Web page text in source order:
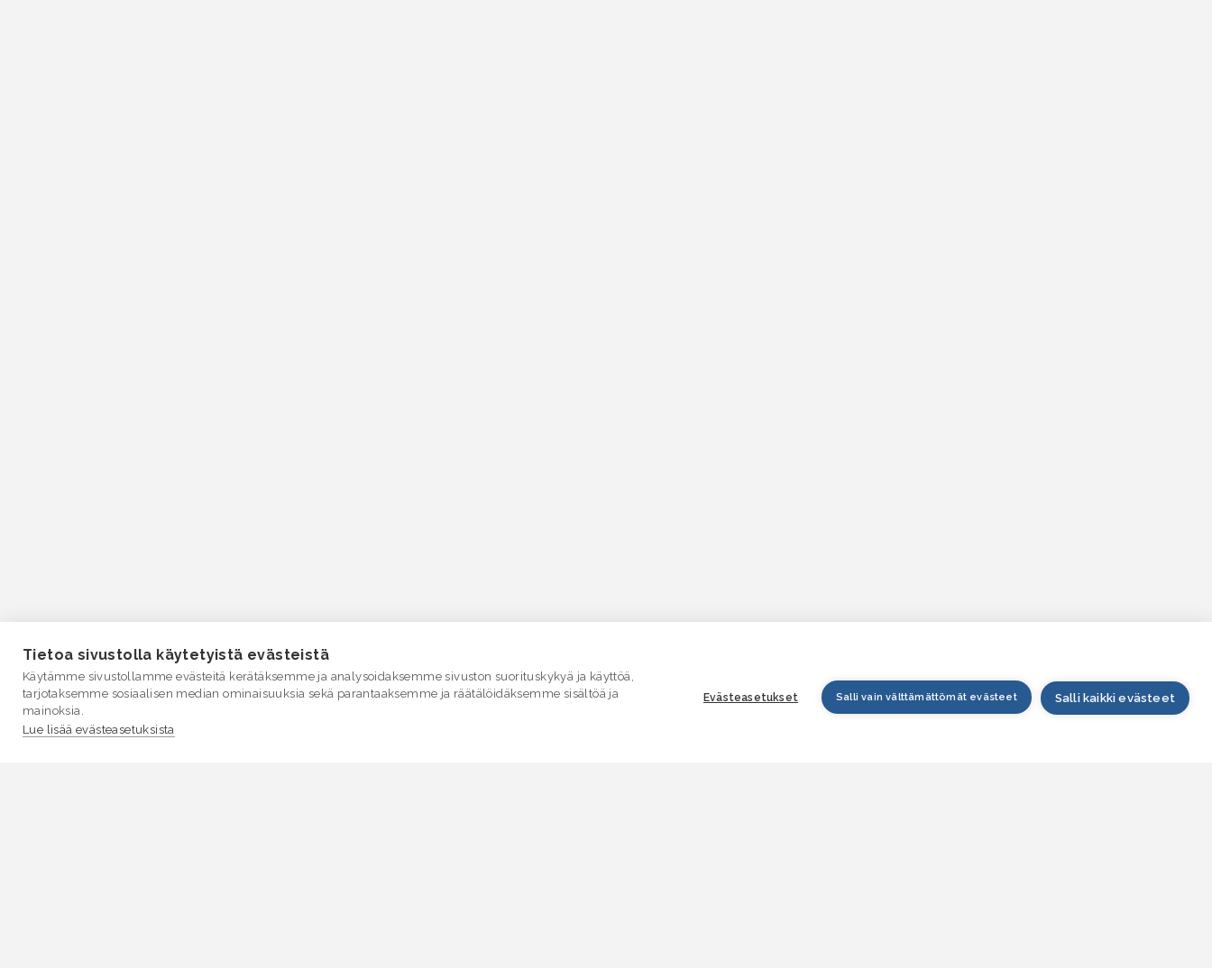
Tietoa sivustolla käytetyistä evästeistä
Käytämme sivustollamme evästeitä kerätäksemme ja analysoidaksemme sivuston suorituskykyä ja käyttöä,
tarjotaksemme sosiaalisen median ominaisuuksia sekä parantaaksemme ja räätälöidäksemme sisältöä ja
mainoksia.
Lue lisää evästeasetuksista
Evästeasetukset Salli vain välttämättömät evästeet Salli kaikki evästeet